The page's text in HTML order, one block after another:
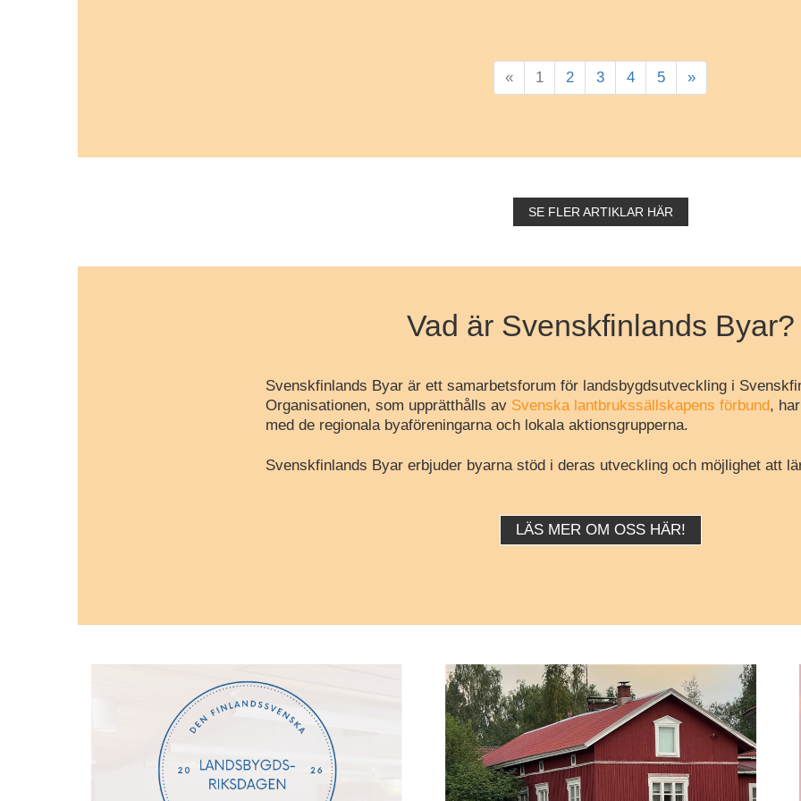
« 1 2 3 4 5 »
SE FLER ARTIKLAR HÄR
Vad är Svenskfinlands Byar?
Svenskfinlands Byar är ett samarbetsforum för landsbygdsutveckling i
Organisationen, som upprätthålls av Svenska lantbrukssällskapens förbund,
med de regionala byaföreningarna och lokala aktionsgrupperna.
Svenskfinlands Byar erbjuder byarna stöd i deras utveckling och möjlighet att
LÄS MER OM OSS HÄR!